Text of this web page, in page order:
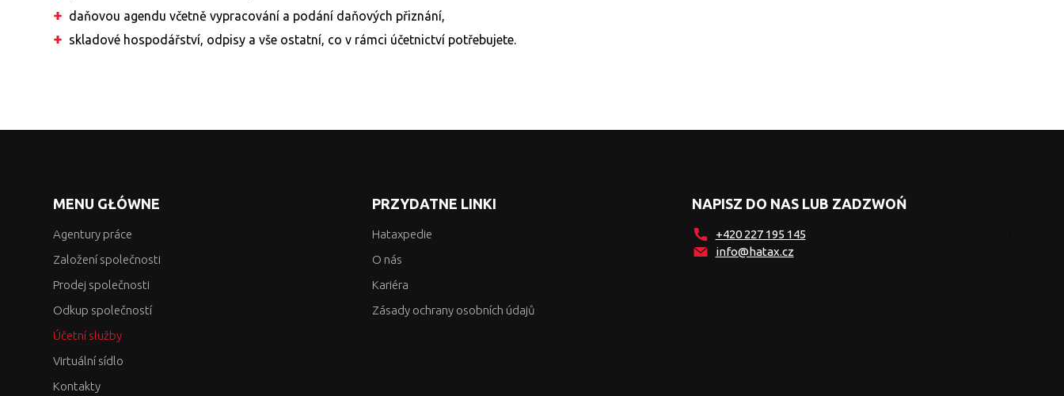
daňovou agendu včetně vypracování a podání daňových přiznání,
skladové hospodářství, odpisy a vše ostatní, co v rámci účetnictví potřebujete.
MENU GŁÓWNE
Agentury práce
Založení společnosti
Prodej společnosti
Odkup společností
Účetní služby
Virtuální sídlo
Kontakty
PRZYDATNE LINKI
Hataxpedie
O nás
Kariéra
Zásady ochrany osobních údajů
NAPISZ DO NAS LUB ZADZWOŃ
+420 227 195 145
info@hatax.cz